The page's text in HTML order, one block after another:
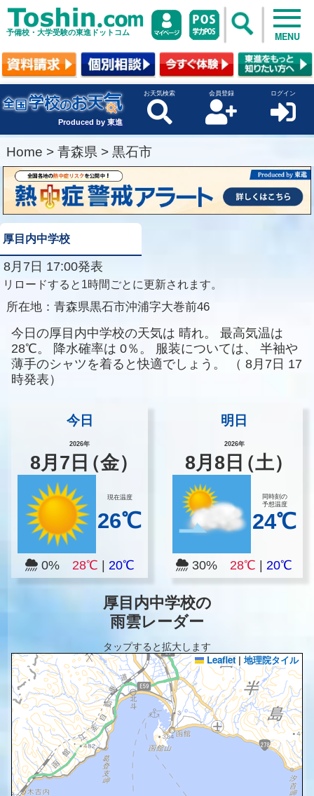
予備校・大学受験の東進ドットコム MENU
Produced by 東進
お天気検索 会員登録 ログイン
Home > 青森県 > 黒石市
厚目内中学校
8月7日 17:00発表
リロードすると1時間ごとに更新されます。
所在地： 青森県黒石市沖浦字大巻前46
今日の厚目内中学校の天気は 晴れ。
最高気温は
28℃。
降水確率は 0％。 服装については、
半袖や
薄手のシャツを着ると快適でしょう。
（ 8月7日 17
時発表）
今日
2026年
8月 7 日（金）
現在温度
26℃
0% 28℃ 20℃
明日
2026年
8月8 日（土）
同時刻の
予想温度
24℃
30%28℃ |20℃
厚目内中学校の
雨雲レーダー
タップすると拡大します
Leaflet | 地理院タイル